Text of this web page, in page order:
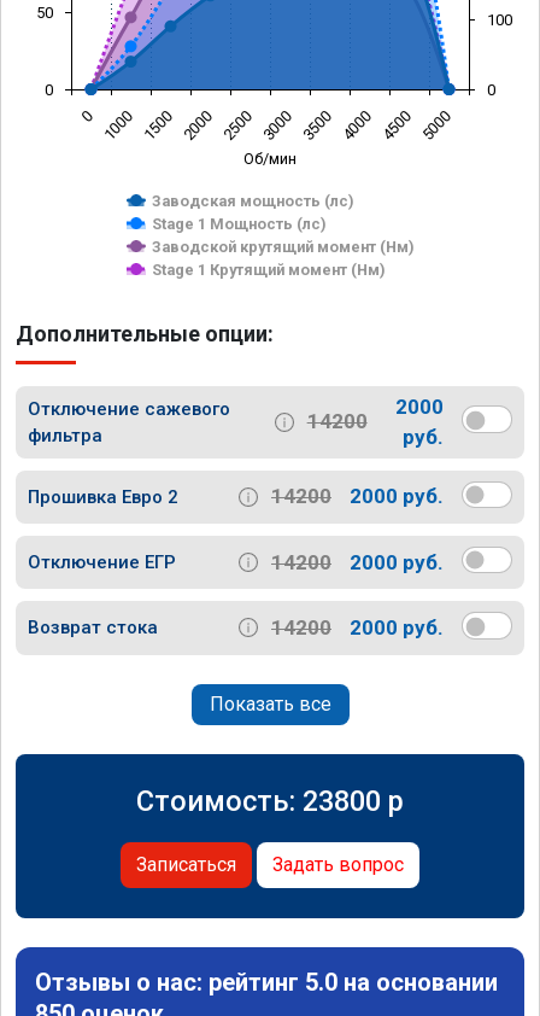
Об/мин
Заводская мощность (лс)
Stage 1 Мощность (лс)
Заводской крутящий момент (Нм)
Stage 1 Крутящий момент (Нм)
0 1000 1500 2000 2500 3000 3500 4000 4500 5000
0
50
0
100
Дополнительные опции:
Отключение сажевого
фильтра
14200
2000
руб.
Прошивка Евро 2 14200 2000 руб.
Отключение ЕГР 14200 2000 руб.
Возврат стока 14200 2000 руб.
Показать все
Стоимость: 23800 p
Записаться Задать вопрос
Отзывы о нас: рейтинг 5.0 на основании